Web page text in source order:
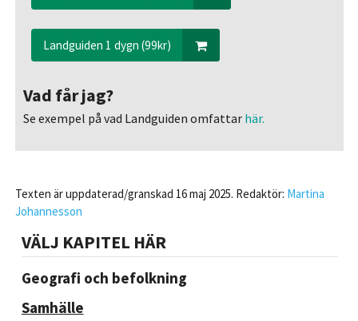
Landguiden 1 dygn (99kr)
Vad får jag?
Se exempel på vad Landguiden omfattarhär.
Texten är uppdaterad/granskad 16 maj 2025. Redaktör: Martina
Johannesson
VÄLJ KAPITEL HÄR
Geografi och befolkning
Samhälle